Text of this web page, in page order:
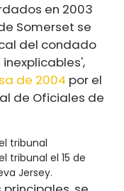
en 2003
Somerset se
del condado
de 2004 por el
de Oficiales de
tribunal el 15 de
Jersey.